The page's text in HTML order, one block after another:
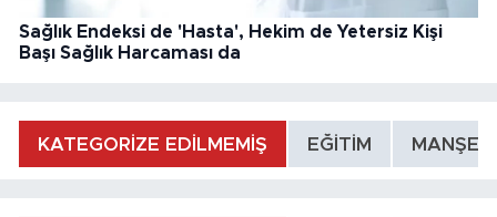
Sağlık Endeksi de 'Hasta', Hekim de Yetersiz Kişi
Başı Sağlık Harcaması da
KATEGORİZE EDİLMEMİŞ EĞİTİM MANŞET